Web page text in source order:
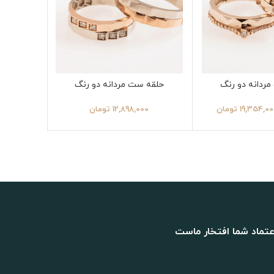
دو رنگ
تومان
حلقه ست مردانه دو رنگ
12,898,000 تومان
شما افتخار ماست